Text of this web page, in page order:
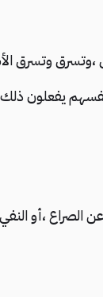
،وتسرق وتسرق
يفعلون
الصراع ،أو